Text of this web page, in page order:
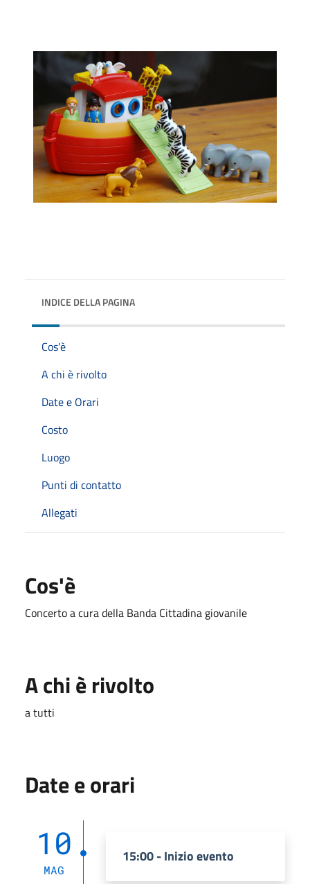
INDICE DELLA PAGINA
Cos'è
A chi è rivolto
Date e Orari
Costo
Luogo
Punti di contatto
Allegati
Cos'è
Concerto a cura della Banda Cittadina giovanile
A chi è rivolto
a tutti
Date e orari
10
MAG
15:00 - Inizio evento